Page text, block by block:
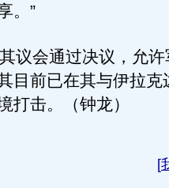
。”
会通过决议，允许
目前已在其与伊拉克
打击。（钟龙）
[